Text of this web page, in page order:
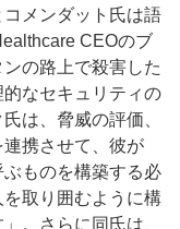
メンダット氏は語
CEOのブ
の路上で殺害した
なセキュリティの
は、脅威の評価、
携させて、彼が
ぶものを構築する必
取り囲むように構
。さらに同氏は、